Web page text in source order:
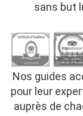
sans but
Nos guides
pour leur
auprès de